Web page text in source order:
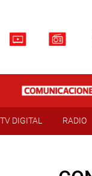
TV DIGITAL RADIO